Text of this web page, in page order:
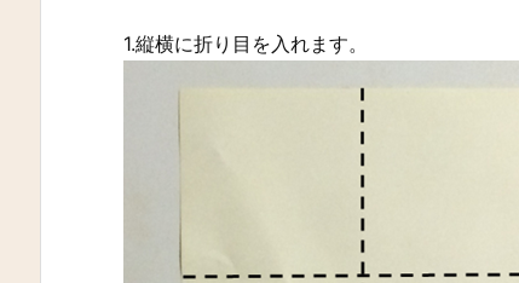
1.縦横に折り目を入れます。